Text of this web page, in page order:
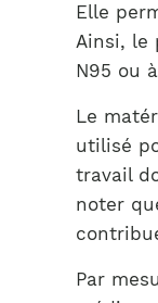
Elle
Ainsi, le
N95 ou
Le
utilisé
travail
noter
Par